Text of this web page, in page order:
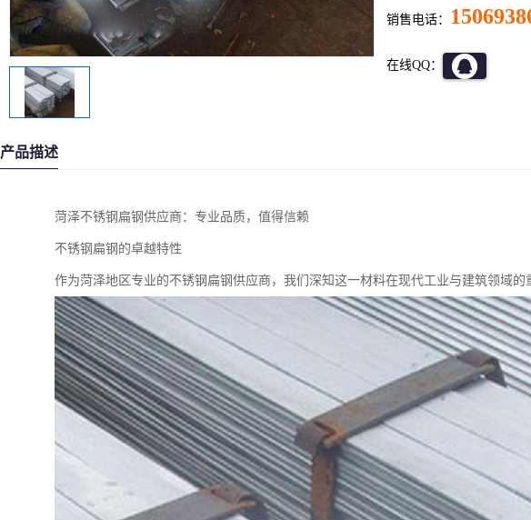
销售电话：
在线QQ：
产品描述
菏泽不锈钢扁钢供应商：专业品质，值得信赖
不锈钢扁钢的卓越特性
作为菏泽地区专业的不锈钢扁钢供应商，我们深知这一材料在现代工业与建筑领域的